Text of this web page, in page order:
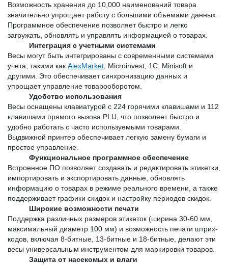
Возможность хранения до 10,000 наименований товара
значительно упрощает работу с большими объемами данных.
Программное обеспечение позволяет быстро и легко
загружать, обновлять и управлять информацией о товарах.
Интеграция с учетными системами
Весы могут быть интегрированы с современными системами
учета, такими как AlexMarket , Microinvest, 1C, Minisoft и
другими. Это обеспечивает синхронизацию данных и
упрощает управление товарооборотом.
Удобство использования
Весы оснащены клавиатурой с 224 горячими клавишами и 112
клавишами прямого вызова PLU, что позволяет быстро и
удобно работать с часто используемыми товарами.
Выдвижной принтер обеспечивает легкую замену бумаги и
простое управление.
Функциональное программное обеспечение
Встроенное ПО позволяет создавать и редактировать этикетки,
импортировать и экспортировать данные, обновлять
информацию о товарах в режиме реального времени, а также
поддерживает графики скидок и настройку периодов скидок.
Широкие возможности печати
Поддержка различных размеров этикеток (ширина 30-60 мм,
максимальный диаметр 100 мм) и возможность печати штрих-
кодов, включая 8-битные, 13-битные и 18-битные, делают эти
весы универсальным инструментом для маркировки товаров.
Защита от насекомых и влаги